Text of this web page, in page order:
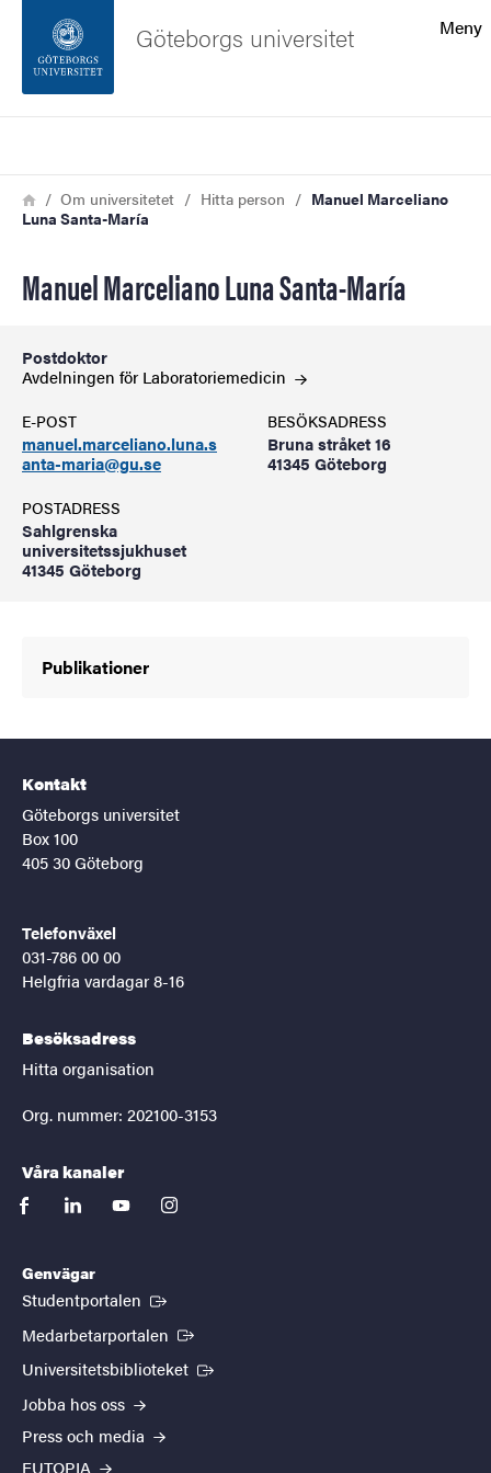
Sidfoten
Om webbplatsen
Meny
Göteborgs universitet
Länkstig
HemOm universitetet Hitta person
Manuel Marceliano
Luna Santa-María
Manuel Marceliano Luna Santa-María
Postdoktor
Avdelningen förLaboratoriemedicin
E-POST
manuel.marceliano.luna.s
anta-maria@gu.se
BESÖKSADRESS
Bruna stråket 16
41345 Göteborg
POSTADRESS
Sahlgrenska
universitetssjukhuset
41345 Göteborg
Publikationer
Kontakt
Göteborgs universitet
Box 100
405 30 Göteborg
Telefonväxel
031-786 00 00
Helgfria vardagar 8-16
Besöksadress
Hitta organisation
Org. nummer: 202100-3153
Våra kanaler
facebooklinkedinyoutubeinstagram
Genvägar
Studentportalen (Extern länk)
Medarbetarportalen (Extern länk)
Universitetsbiblioteket (Extern länk)
Jobba hos oss
Press och media
EUTOPIA